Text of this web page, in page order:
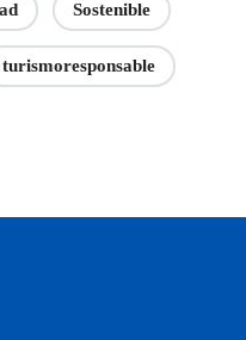
Sostenible
turismoresponsable